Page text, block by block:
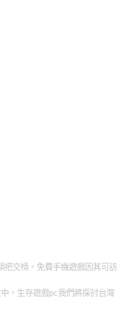
把交椅。免費手機遊戲因其可訪
，生存遊戲pc我們將探討台灣